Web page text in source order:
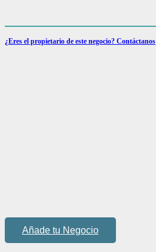
¿Eres el propietario de este negocio? Contáctanos
Añade tu Negocio